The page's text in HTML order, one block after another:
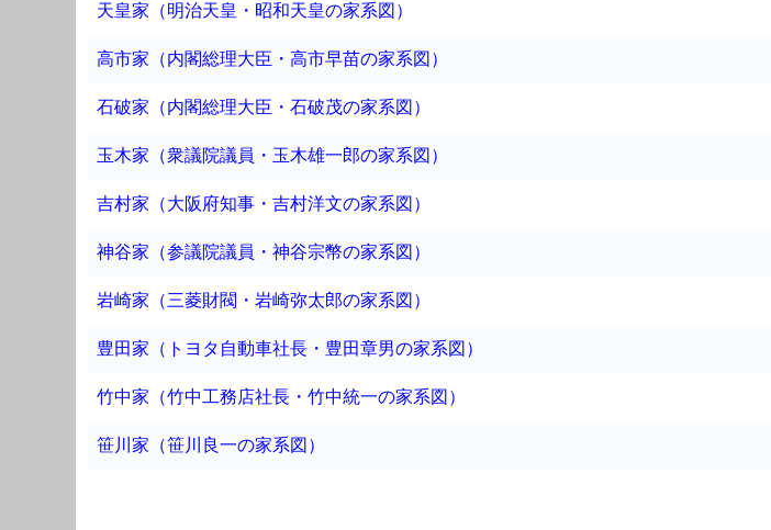
天皇家（明治天皇・昭和天皇の家系図）
高市家（内閣総理大臣・高市早苗の家系図）
石破家（内閣総理大臣・石破茂の家系図）
玉木家（衆議院議員・玉木雄一郎の家系図）
吉村家（大阪府知事・吉村洋文の家系図）
神谷家（参議院議員・神谷宗幣の家系図）
岩崎家（三菱財閥・岩崎弥太郎の家系図）
豊田家（トヨタ自動車社長・豊田章男の家系図）
竹中家（竹中工務店社長・竹中統一の家系図）
笹川家（笹川良一の家系図）